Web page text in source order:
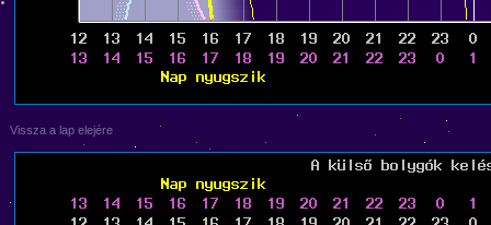
Vissza a lap elejére